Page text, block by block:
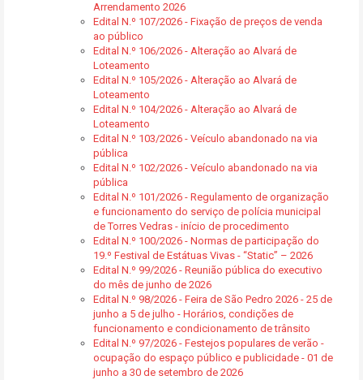
Arrendamento 2026
Edital N.º 107/2026 - Fixação de preços de venda
ao público
Edital N.º 106/2026 - Alteração ao Alvará de
Loteamento
Edital N.º 105/2026 - Alteração ao Alvará de
Loteamento
Edital N.º 104/2026 - Alteração ao Alvará de
Loteamento
Edital N.º 103/2026 - Veículo abandonado na via
pública
Edital N.º 102/2026 - Veículo abandonado na via
pública
Edital N.º 101/2026 - Regulamento de organização
e funcionamento do serviço de polícia municipal
de Torres Vedras - início de procedimento
Edital N.º 100/2026 - Normas de participação do
19.º Festival de Estátuas Vivas - “Static” – 2026
Edital N.º 99/2026 - Reunião pública do executivo
do mês de junho de 2026
Edital N.º 98/2026 - Feira de São Pedro 2026 - 25 de
junho a 5 de julho - Horários, condições de
funcionamento e condicionamento de trânsito
Edital N.º 97/2026 - Festejos populares de verão -
ocupação do espaço público e publicidade - 01 de
junho a 30 de setembro de 2026